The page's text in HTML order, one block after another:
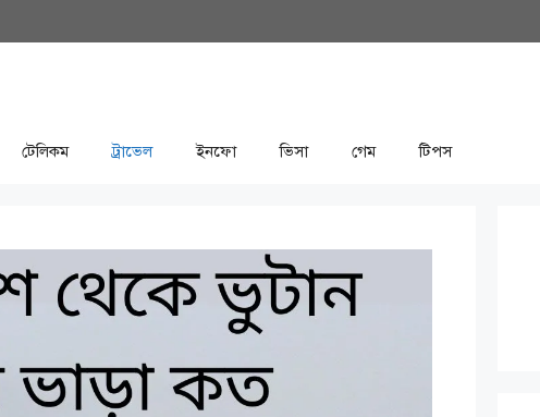
টেলিকম ট্রাভেল ইনফো ভিসা গেম টিপস